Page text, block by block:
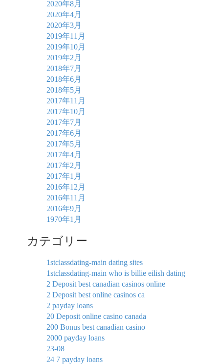
2020年8月
2020年4月
2020年3月
2019年11月
2019年10月
2019年2月
2018年7月
2018年6月
2018年5月
2017年11月
2017年10月
2017年7月
2017年6月
2017年5月
2017年4月
2017年2月
2017年1月
2016年12月
2016年11月
2016年9月
1970年1月
カテゴリー
1stclassdating-main dating sites
1stclassdating-main who is billie eilish dating
2 Deposit best canadian casinos online
2 Deposit best online casinos ca
2 payday loans
20 Deposit online casino canada
200 Bonus best canadian casino
2000 payday loans
23-08
24 7 payday loans